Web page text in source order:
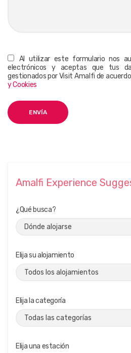
Al utilizar este formulario nos
electrónicos y aceptas que tus
gestionados por Visit Amalfi de
y Cookies
Amalfi Experience
¿Qué busca?
Elija su alojamiento
Elija la categoría
Elija una estación